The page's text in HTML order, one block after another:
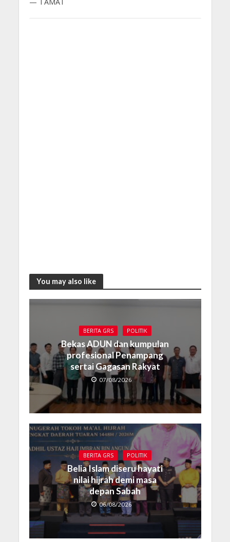
You may also like
BERITA GRS POLITIK
Bekas ADUN dan kumpulan
profesional Penampang
sertai Gagasan Rakyat
07/08/2026
BERITA GRS POLITIK
Belia Islam diseru hayati
nilai hijrah demi masa
depan Sabah
06/08/2026